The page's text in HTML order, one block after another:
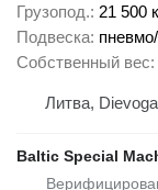
Грузопод. 21 500
Подвеска
Собственный вес
Литва,
Baltic Special